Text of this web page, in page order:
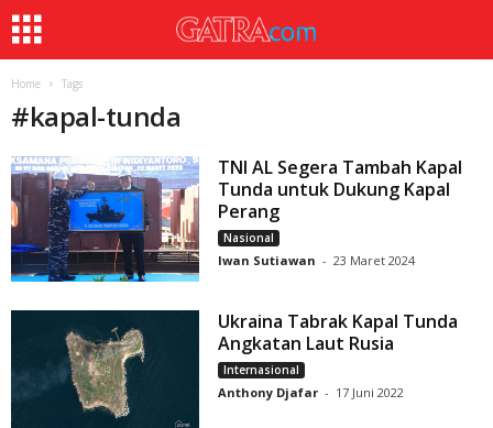
Home Tags
#kapal-tunda
TNI AL Segera Tambah Kapal
Tunda untuk Dukung Kapal
Perang
Nasional
Iwan Sutiawan - 23 Maret 2024
Ukraina Tabrak Kapal Tunda
Angkatan Laut Rusia
Internasional
Anthony Djafar - 17 Juni 2022